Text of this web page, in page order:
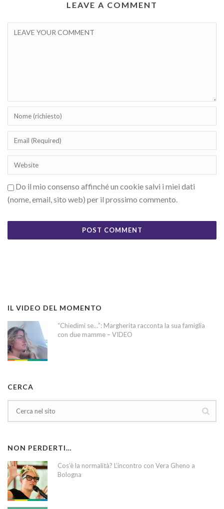
LEAVE A COMMENT
Do il mio consenso affinché un cookie salvi i miei dati
(nome, email, sito web) per il prossimo commento.
IL VIDEO DEL MOMENTO
“Chiedimi se…”: Margherita racconta la sua famiglia
con due mamme – VIDEO
CERCA
NON PERDERTI…
Cos’è la normalità? L’incontro con Vera Gheno a
Bologna